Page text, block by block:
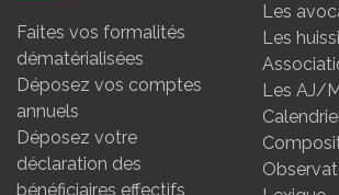
Faites vos formalités
dématérialisées
Déposez vos comptes
annuels
Déposez votre
déclaration des
bénéficiaires effectifs
Les
Les
Les AJ/